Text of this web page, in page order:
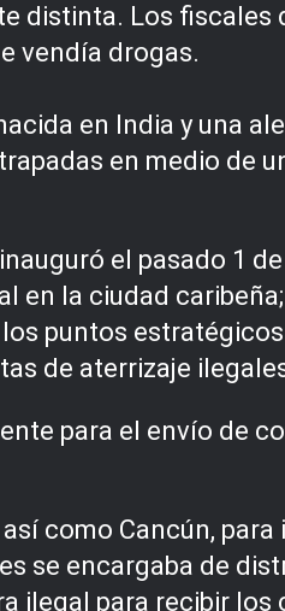
distinta. Los fiscales
vendía drogas.
en India y una
en medio de
el pasado 1
en la ciudad
puntos
de aterrizaje
para el envío de
como Cancún,
se encargaba de
ilegal para recibir